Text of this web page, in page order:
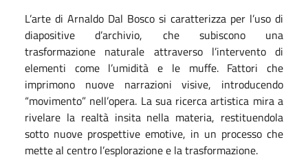
L’arte di Arnaldo Dal Bosco si caratterizza per l’uso di
diapositive d’archivio, che subiscono una
trasformazione naturale attraverso l’intervento di
elementi come l’umidità e le muffe. Fattori che
imprimono nuove narrazioni visive, introducendo
“movimento” nell’opera. La sua ricerca artistica mira a
rivelare la realtà insita nella materia, restituendola
sotto nuove prospettive emotive, in un processo che
mette al centro l’esplorazione e la trasformazione.